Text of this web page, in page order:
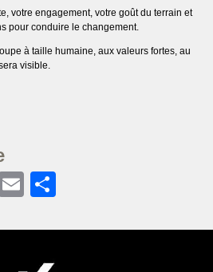
votre engagement, votre goût du terrain et
pour conduire le changement.
à taille humaine, aux valeurs fortes, au
visible.
LinkedIn
Email